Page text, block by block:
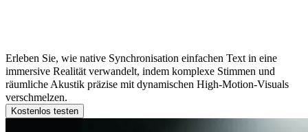
Erleben Sie, wie native Synchronisation einfachen Text in eine
immersive Realität verwandelt, indem komplexe Stimmen und
räumliche Akustik präzise mit dynamischen High-Motion-Visuals
verschmelzen.
Kostenlos testen